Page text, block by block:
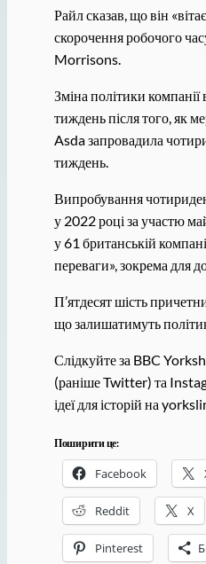
Райл сказав, що він
скорочення робочого
Morrisons.
Зміна політики компанії
тиждень після того, як
Asda запровадила
тиждень.
Випробування
у 2022 році за участю
у 61 британській
переваги», зокрема для
П’ятдесят шість
що залишатимуть
Слідкуйте за BBC
(раніше Twitter) та
ідеї для історій на
Поширити це:
Facebook
Reddit X
Pinterest